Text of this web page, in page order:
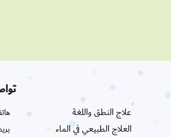
علاج النطق واللغة
العلاج الطبيعي في الماء